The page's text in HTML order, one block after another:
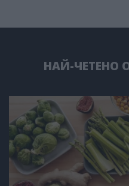
НАЙ-ЧЕТЕНО